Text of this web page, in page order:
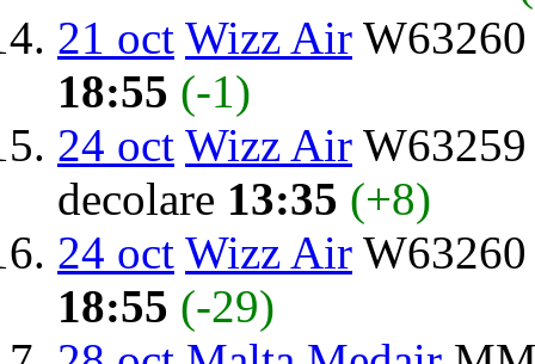
21 oct Wizz Air
18:55 (-1)
24 oct Wizz Air
decolare 13:35 (+8)
24 oct Wizz Air
18:55 (-29)